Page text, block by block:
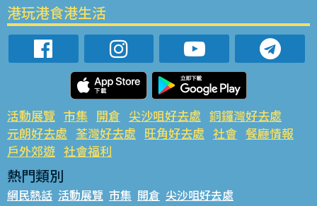
港玩港食港生活
活動展覽 市集 開倉 尖沙咀好去處 銅鑼灣好去處
元朗好去處 荃灣好去處 旺角好去處 社會 餐廳情報
戶外郊遊 社會福利
熱門類別
網民熱話 活動展覽 市集 開倉 尖沙咀好去處